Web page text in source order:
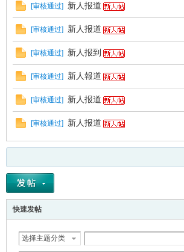
[审核通过] 新人报道
[审核通过] 新人报道
[审核通过] 新人报到
[审核通过] 新人報道
[审核通过] 新人报道
[审核通过] 新人报道
快速发帖
选择主题分类